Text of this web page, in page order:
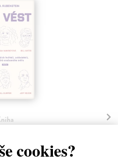
cookies?